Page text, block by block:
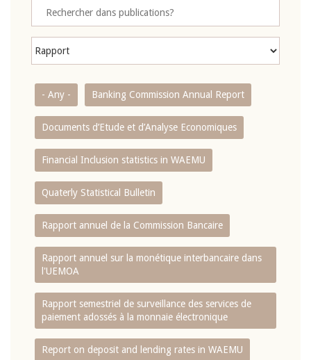
- Any - Banking Commission Annual Report
Documents d’Etude et d’Analyse Economiques
Financial Inclusion statistics in WAEMU
Quaterly Statistical Bulletin
Rapport annuel de la Commission Bancaire
Rapport annuel sur la monétique interbancaire dans
l'UEMOA
Rapport semestriel de surveillance des services de
paiement adossés à la monnaie électronique
Report on deposit and lending rates in WAEMU